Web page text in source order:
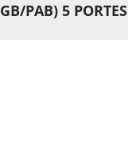
PAB) 5 PORTES